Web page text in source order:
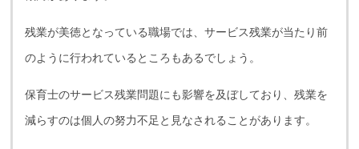
残業が美徳となっている職場では、サービス残業が当たり前
のように行われているところもあるでしょう。
保育士のサービス残業問題にも影響を及ぼしており、残業を
減らすのは個人の努力不足と見なされることがあります。